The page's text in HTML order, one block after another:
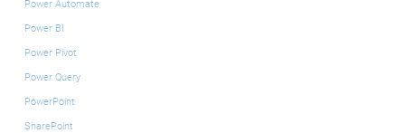
Power Automate
Power BI
Power Pivot
Power Query
PowerPoint
SharePoint